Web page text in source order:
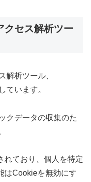
クセス解析ツー
解析ツール、
ています。
クデータの収集のた
れており、個人を特定
はCookieを無効にす